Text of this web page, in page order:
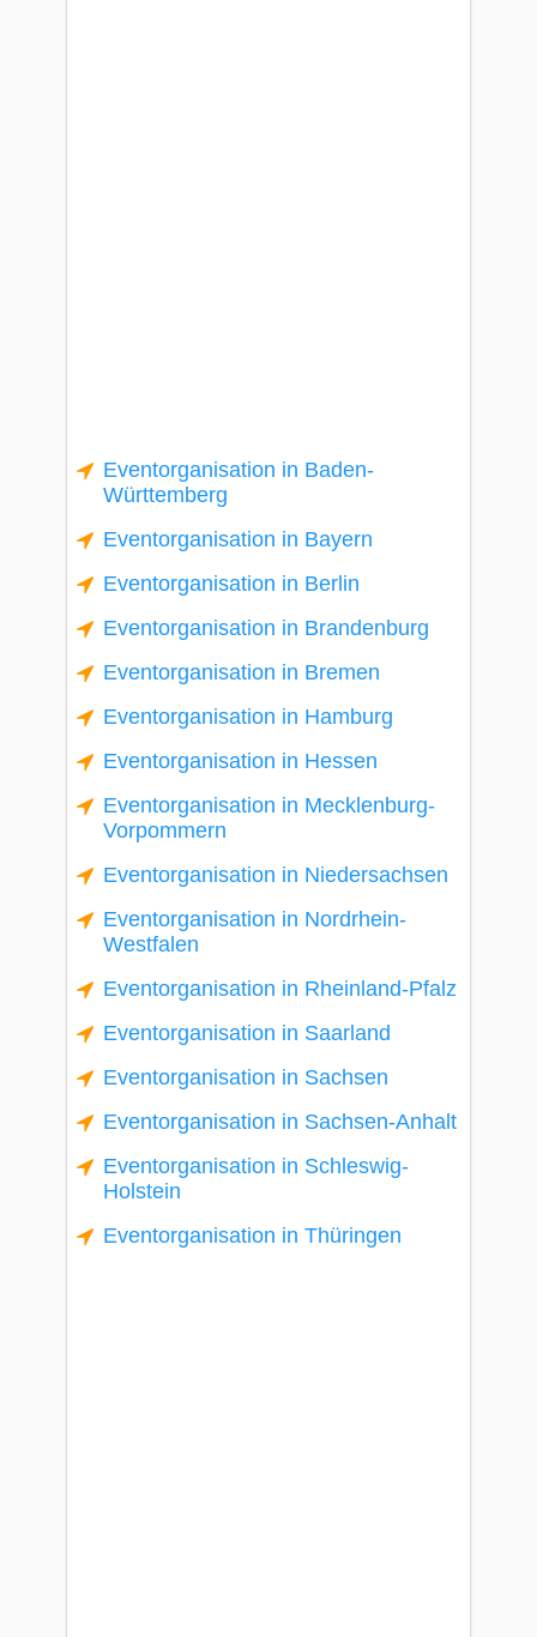
Eventorganisation in Baden-
Württemberg
Eventorganisation in Bayern
Eventorganisation in Berlin
Eventorganisation in Brandenburg
Eventorganisation in Bremen
Eventorganisation in Hamburg
Eventorganisation in Hessen
Eventorganisation in Mecklenburg-
Vorpommern
Eventorganisation in Niedersachsen
Eventorganisation in Nordrhein-
Westfalen
Eventorganisation in Rheinland-Pfalz
Eventorganisation in Saarland
Eventorganisation in Sachsen
Eventorganisation in Sachsen-Anhalt
Eventorganisation in Schleswig-
Holstein
Eventorganisation in Thüringen